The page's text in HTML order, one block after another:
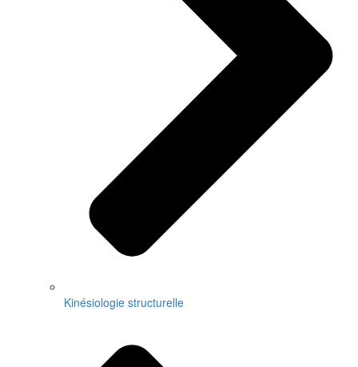
Kinésiologie structurelle